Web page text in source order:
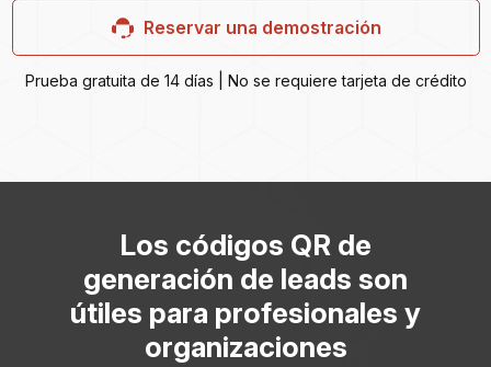
Reservar una demostración
Prueba gratuita de 14 días | No se requiere tarjeta de crédito
Los códigos QR de
generación de leads son
útiles para profesionales y
organizaciones